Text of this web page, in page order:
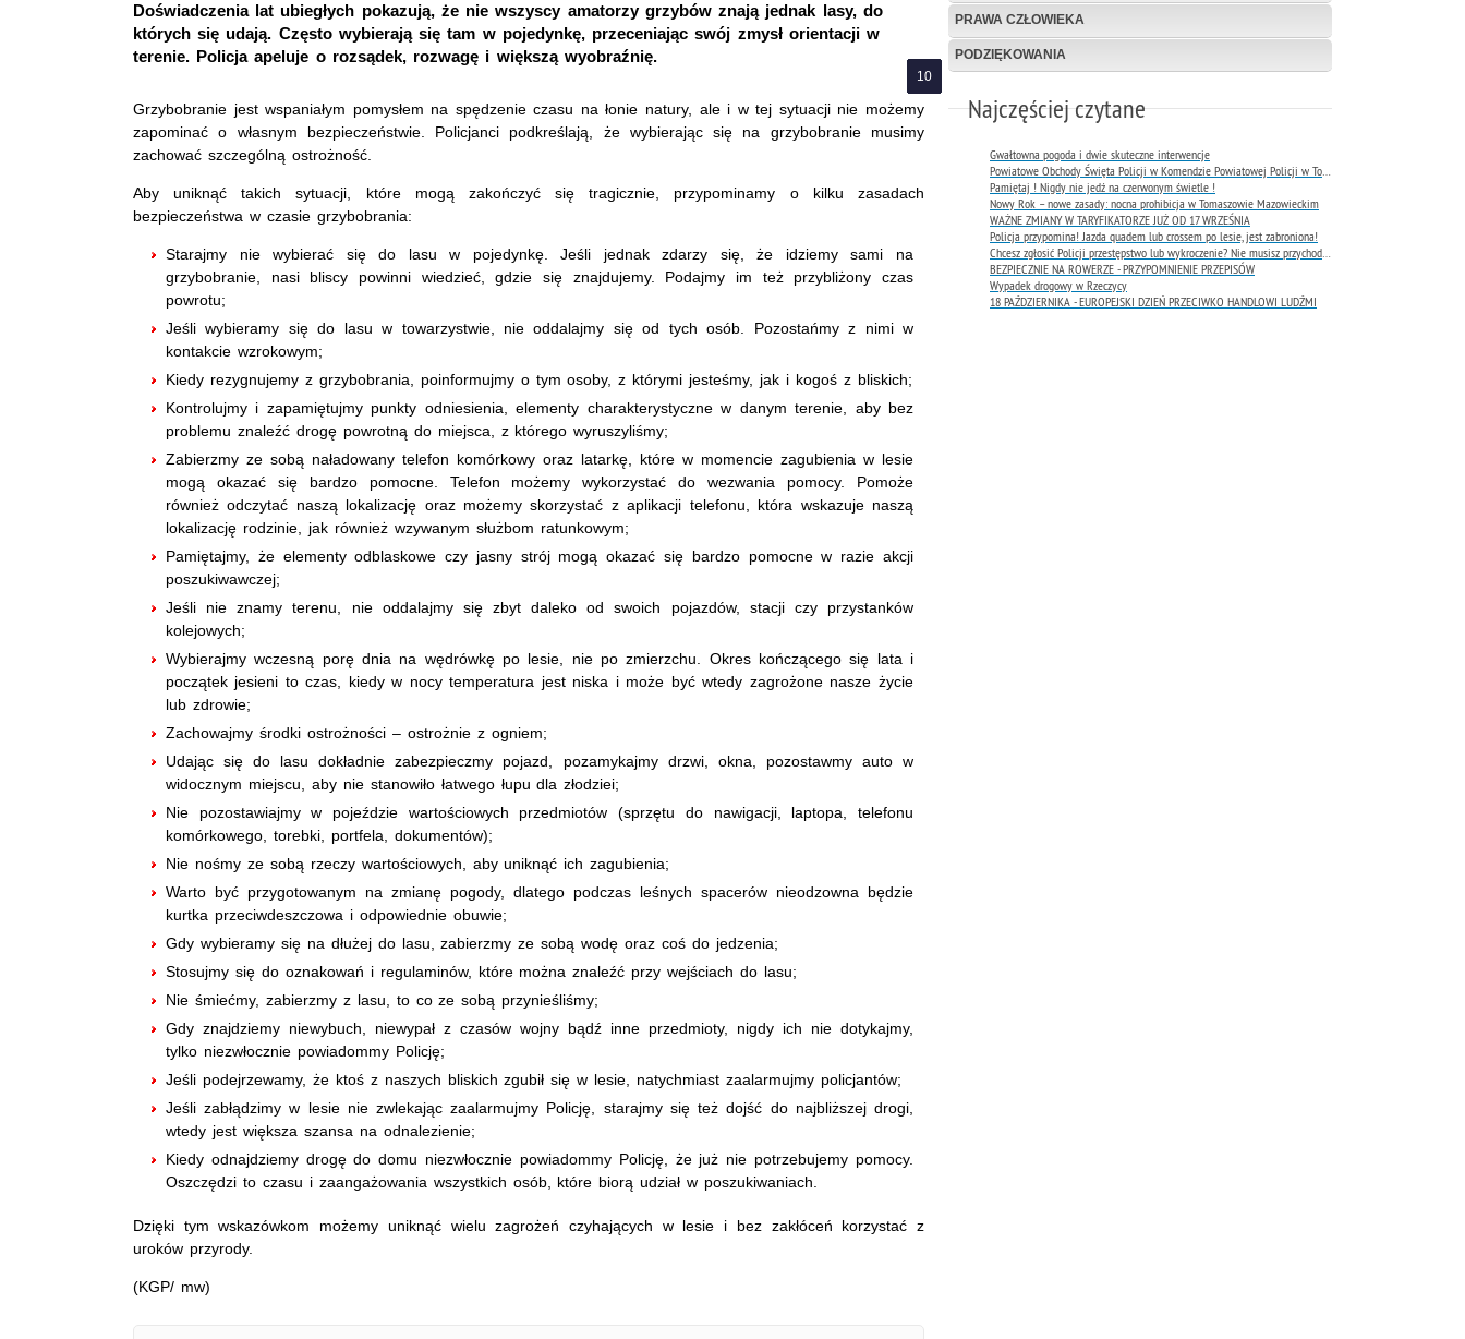
Doświadczenia lat ubiegłych pokazują, że nie wszyscy amatorzy grzybów znają jednak lasy, do
których się udają. Często wybierają się tam w pojedynkę, przeceniając swój zmysł orientacji w
terenie. Policja apeluje o rozsądek, rozwagę i większą wyobraźnię.
Grzybobranie jest wspaniałym pomysłem na spędzenie czasu na łonie natury, ale i w tej sytuacji nie możemy
zapominać o własnym bezpieczeństwie. Policjanci podkreślają, że wybierając się na grzybobranie musimy
zachować szczególną ostrożność.
Aby uniknąć takich sytuacji, które mogą zakończyć się tragicznie, przypominamy o kilku zasadach
bezpieczeństwa w czasie grzybobrania:
Starajmy nie wybierać się do lasu w pojedynkę. Jeśli jednak zdarzy się, że idziemy sami na
grzybobranie, nasi bliscy powinni wiedzieć, gdzie się znajdujemy. Podajmy im też przybliżony czas
powrotu;
Jeśli wybieramy się do lasu w towarzystwie, nie oddalajmy się od tych osób. Pozostańmy z nimi w
kontakcie wzrokowym;
Kiedy rezygnujemy z grzybobrania, poinformujmy o tym osoby, z którymi jesteśmy, jak i kogoś z bliskich;
Kontrolujmy i zapamiętujmy punkty odniesienia, elementy charakterystyczne w danym terenie, aby bez
problemu znaleźć drogę powrotną do miejsca, z którego wyruszyliśmy;
Zabierzmy ze sobą naładowany telefon komórkowy oraz latarkę, które w momencie zagubienia w lesie
mogą okazać się bardzo pomocne. Telefon możemy wykorzystać do wezwania pomocy. Pomoże
również odczytać naszą lokalizację oraz możemy skorzystać z aplikacji telefonu, która wskazuje naszą
lokalizację rodzinie, jak również wzywanym służbom ratunkowym;
Pamiętajmy, że elementy odblaskowe czy jasny strój mogą okazać się bardzo pomocne w razie akcji
poszukiwawczej;
Jeśli nie znamy terenu, nie oddalajmy się zbyt daleko od swoich pojazdów, stacji czy przystanków
kolejowych;
Wybierajmy wczesną porę dnia na wędrówkę po lesie, nie po zmierzchu. Okres kończącego się lata i
początek jesieni to czas, kiedy w nocy temperatura jest niska i może być wtedy zagrożone nasze życie
lub zdrowie;
Zachowajmy środki ostrożności – ostrożnie z ogniem;
Udając się do lasu dokładnie zabezpieczmy pojazd, pozamykajmy drzwi, okna, pozostawmy auto w
widocznym miejscu, aby nie stanowiło łatwego łupu dla złodziei;
Nie pozostawiajmy w pojeździe wartościowych przedmiotów (sprzętu do nawigacji, laptopa, telefonu
komórkowego, torebki, portfela, dokumentów);
Nie nośmy ze sobą rzeczy wartościowych, aby uniknąć ich zagubienia;
Warto być przygotowanym na zmianę pogody, dlatego podczas leśnych spacerów nieodzowna będzie
kurtka przeciwdeszczowa i odpowiednie obuwie;
Gdy wybieramy się na dłużej do lasu, zabierzmy ze sobą wodę oraz coś do jedzenia;
Stosujmy się do oznakowań i regulaminów, które można znaleźć przy wejściach do lasu;
Nie śmiećmy, zabierzmy z lasu, to co ze sobą przynieśliśmy;
Gdy znajdziemy niewybuch, niewypał z czasów wojny bądź inne przedmioty, nigdy ich nie dotykajmy,
tylko niezwłocznie powiadommy Policję;
Jeśli podejrzewamy, że ktoś z naszych bliskich zgubił się w lesie, natychmiast zaalarmujmy policjantów;
Jeśli zabłądzimy w lesie nie zwlekając zaalarmujmy Policję, starajmy się też dojść do najbliższej drogi,
wtedy jest większa szansa na odnalezienie;
Kiedy odnajdziemy drogę do domu niezwłocznie powiadommy Policję, że już nie potrzebujemy pomocy.
Oszczędzi to czasu i zaangażowania wszystkich osób, które biorą udział w poszukiwaniach.
Dzięki tym wskazówkom możemy uniknąć wielu zagrożeń czyhających w lesie i bez zakłóceń korzystać z
uroków przyrody.
(KGP/ mw)
PRAWA CZŁOWIEKA
PODZIĘKOWANIA
Najczęściej czytane
Gwałtowna pogoda i dwie skuteczne interwencje
Powiatowe Obchody Święta Policji w Komendzie Powiatowej Policji w Tomaszowie Mazowieckim
Pamiętaj ! Nigdy nie jedź na czerwonym świetle !
Nowy Rok – nowe zasady: nocna prohibicja w Tomaszowie Mazowieckim
WAŻNE ZMIANY W TARYFIKATORZE JUŻ OD 17 WRZEŚNIA
Policja przypomina! Jazda quadem lub crossem po lesie, jest zabroniona!
Chcesz zgłosić Policji przestępstwo lub wykroczenie? Nie musisz przychodzić do komendy !
BEZPIECZNIE NA ROWERZE - PRZYPOMNIENIE PRZEPISÓW
Wypadek drogowy w Rzeczycy
18 PAŹDZIERNIKA - EUROPEJSKI DZIEŃ PRZECIWKO HANDLOWI LUDŹMI